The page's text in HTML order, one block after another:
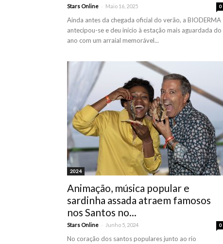
Stars Online - Maio 16, 2025 0
Ainda antes da chegada oficial do verão, a BIODERMA
antecipou-se e deu início à estação mais aguardada do
ano com um arraial memorável...
2024
Animação, música popular e
sardinha assada atraem famosos
nos Santos no...
Stars Online - Junho 5, 2024 0
No coração dos santos populares junto ao rio